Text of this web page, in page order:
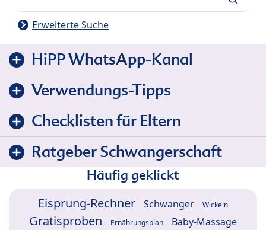
Erweiterte Suche
HiPP WhatsApp-Kanal
Verwendungs-Tipps
Checklisten für Eltern
Ratgeber Schwangerschaft
Häufig geklickt
Eisprung-Rechner Schwanger Wickeln
Gratisproben Ernährungsplan Baby-Massage